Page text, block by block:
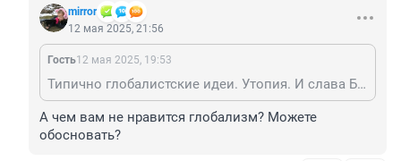
mirror
12 мая 2025, 21:56
Гость12 мая 2025, 19:53
Типично глобалистские идеи. Утопия. И слава Богу, что утопия!
А чем вам не нравится глобализм? Можете
обосновать?